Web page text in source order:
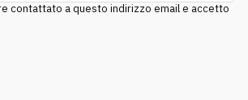
contattato a questo indirizzo email e accetto